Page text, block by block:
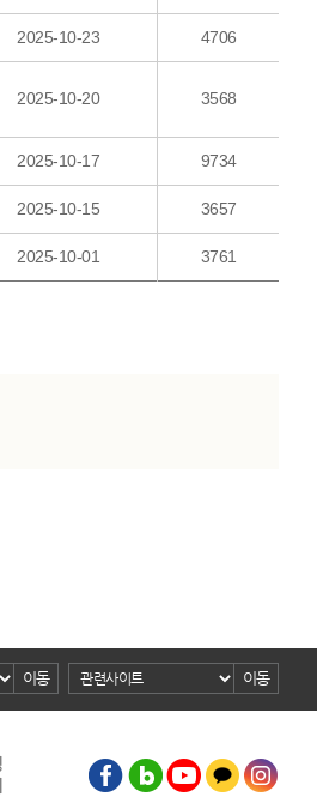
2025-10-23 4706
2025-10-20 3568
2025-10-17 9734
2025-10-15 3657
2025-10-01 3761
이동 이동